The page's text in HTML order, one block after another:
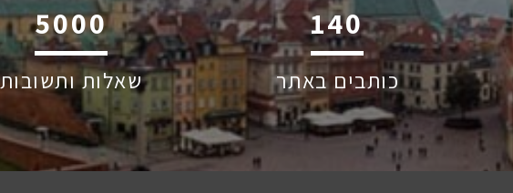
6045
שאלות ותשובות
202
כותבים באתר